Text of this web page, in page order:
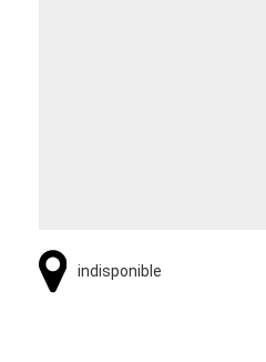
indisponible